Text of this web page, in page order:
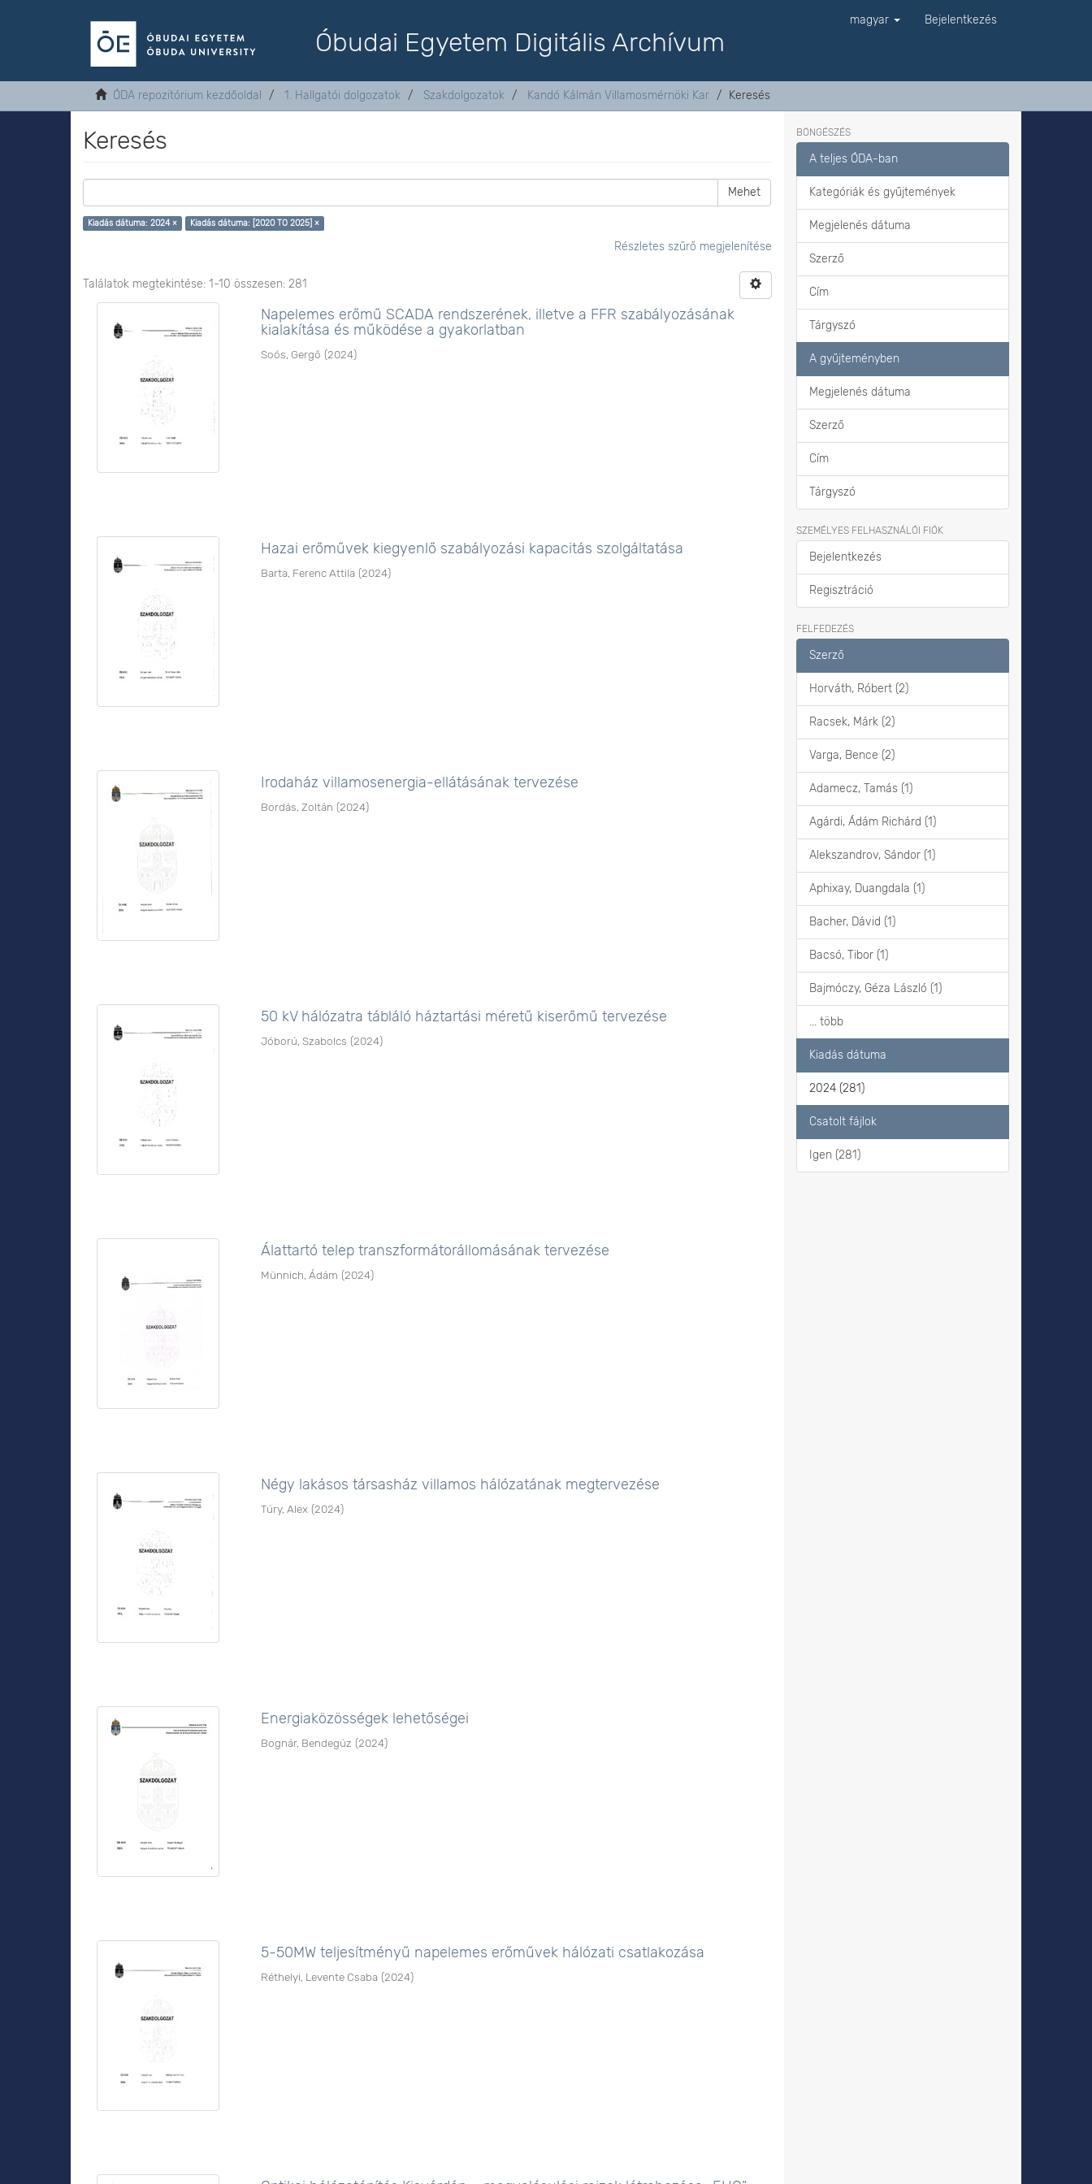
Óbudai Egyetem Digitális Archívum
magyar Bejelentkezés
ÓDA repozitórium kezdőoldal 1. Hallgatói dolgozatok Szakdolgozatok Kandó Kálmán Villamosmérnöki Kar Keresés
Keresés
Mehet
Kiadás dátuma: 2024 × Kiadás dátuma: [2020 TO 2025] ×
Részletes szűrő megjelenítése
Találatok megtekintése: 1-10 összesen: 281
Napelemes erőmű SCADA rendszerének, illetve a FFR szabályozásának
kialakítása és működése a gyakorlatban
Soós, Gergő (2024)
Hazai erőművek kiegyenlő szabályozási kapacitás szolgáltatása
Barta, Ferenc Attila (2024)
Irodaház villamosenergia-ellátásának tervezése
Bordás, Zoltán (2024)
50 kV hálózatra tábláló háztartási méretű kiserőmű tervezése
Jóború, Szabolcs (2024)
Álattartó telep transzformátorállomásának tervezése
Münnich, Ádám (2024)
Négy lakásos társasház villamos hálózatának megtervezése
Túry, Alex (2024)
Energiaközösségek lehetőségei
Bognár, Bendegúz (2024)
5-50MW teljesítményű napelemes erőművek hálózati csatlakozása
Réthelyi, Levente Csaba (2024)
BÖNGÉSZÉS
A teljes ÓDA-ban
Kategóriák és gyűjtemények
Megjelenés dátuma
Szerző
Cím
Tárgyszó
A gyűjteményben
Megjelenés dátuma
Szerző
Cím
Tárgyszó
SZEMÉLYES FELHASZNÁLÓI FIÓK
Bejelentkezés
Regisztráció
FELFEDEZÉS
Szerző
Horváth, Róbert (2)
Racsek, Márk (2)
Varga, Bence (2)
Adamecz, Tamás (1)
Agárdi, Ádám Richárd (1)
Alekszandrov, Sándor (1)
Aphixay, Duangdala (1)
Bacher, Dávid (1)
Bacsó, Tibor (1)
Bajmóczy, Géza László (1)
... több
Kiadás dátuma
2024 (281)
Csatolt fájlok
Igen (281)